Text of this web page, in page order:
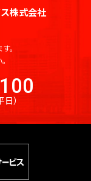
株式会社
。
日）